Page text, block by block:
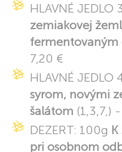
HLAVNÉ JEDLO
zemiakovej
7,20 €
HLAVNÉ JEDLO
syrom, novými
šalátom (1,3,7,)
DEZERT: 100g
pri osobnom